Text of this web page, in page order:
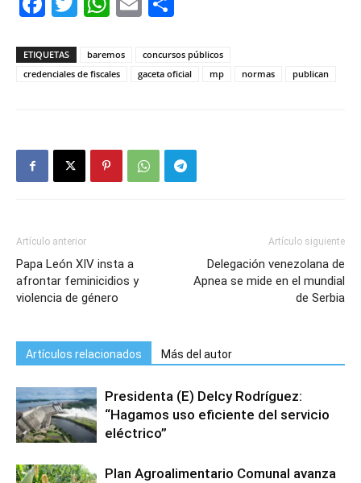
ETIQUETAS baremos
concursos públicos
credenciales de fiscales
gaceta oficial mp normas publican
Artículo anterior
Papa León XIV insta a
afrontar feminicidios y
violencia de género
Artículo siguiente
Delegación venezolana de
Apnea se mide en el mundial
de Serbia
Artículos relacionados Más del autor
Presidenta (E) Delcy Rodríguez:
“Hagamos uso eficiente del servicio
eléctrico”
Plan Agroalimentario Comunal avanza